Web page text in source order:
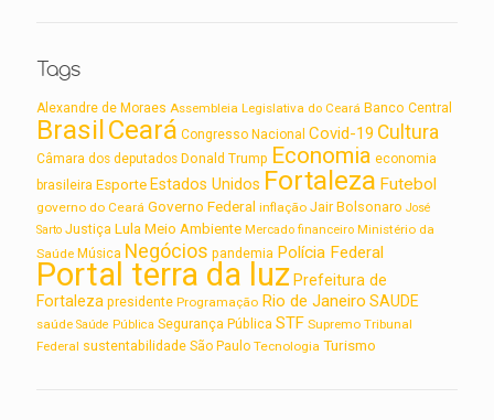
Tags
Alexandre de Moraes Assembleia Legislativa do Ceará Banco Central
BrasilCeará Congresso Nacional Covid-19 Cultura
Câmara dos deputados Donald Trump Economia economia
brasileira Esporte Estados Unidos Fortaleza Futebol
governo do Ceará Governo Federal inflação Jair Bolsonaro José
Sarto Justiça Lula Meio Ambiente Mercado financeiro Ministério da
Saúde Música Negócios pandemia Polícia Federal
Portal terra da luz Prefeitura de
Fortaleza presidente Programação Rio de Janeiro SAUDE
saúde Saúde Pública Segurança Pública STF Supremo Tribunal
Federal sustentabilidade São Paulo Tecnologia Turismo